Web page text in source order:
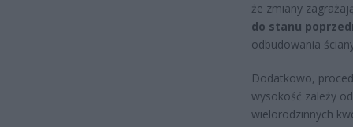
że zmiany
do stanu
odbudowania
Dodatkowo,
wysokość zależy
wielorodzinnych